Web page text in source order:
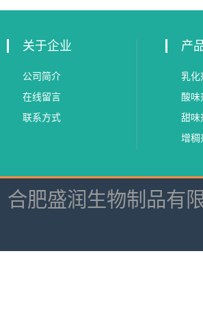
级抗氧化剂
关于企业
公司简介
在线留言
联系方式
产
乳化
酸味
甜味
增稠
合肥盛润生物制品有